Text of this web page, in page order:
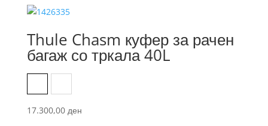
Thule Chasm куфер за рачен
багаж со тркала 40L
17.300,00 ден